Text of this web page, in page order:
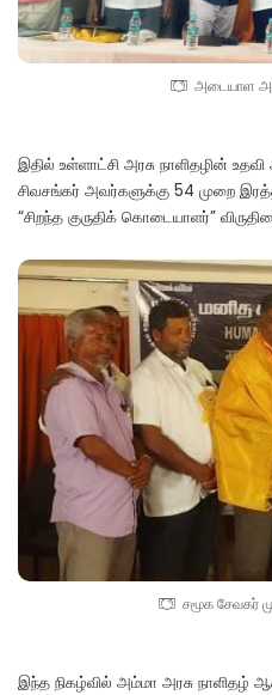
அடையாள
இதில் உள்ளாட்சி அரசு நாளிதழின்
சிவசங்கர் அவர்களுக்கு 54 முறை
“சிறந்த குருதிக் கொடையாளர்”
சமூக சேவகர்
இந்த நிகழ்வில் அம்மா அரசு நாளிதழ்